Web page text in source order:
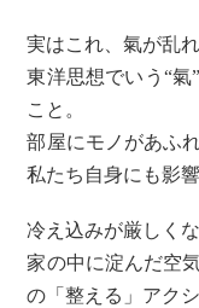
実はこれ、氣が乱
東洋思想でいう“
こと。
部屋にモノがあふ
私たち自身にも影
冷え込みが厳しく
家の中に淀んだ空
の「整える」アク